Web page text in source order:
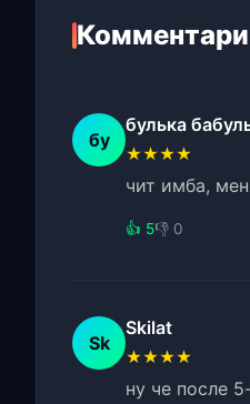
бу
булька
★★★★
чит имба,
👍 5👎 0
Sk
Skilat
★★★★
ну че после